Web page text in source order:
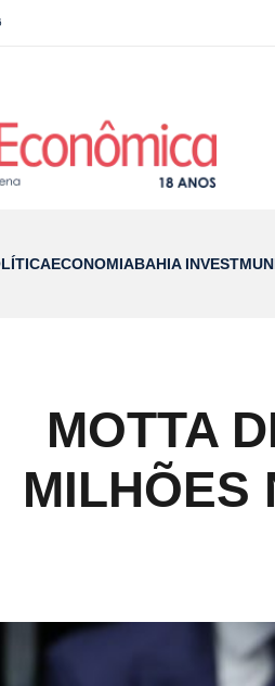
ECONOMIABAHIA INVEST
MOTTA
MILHÕES